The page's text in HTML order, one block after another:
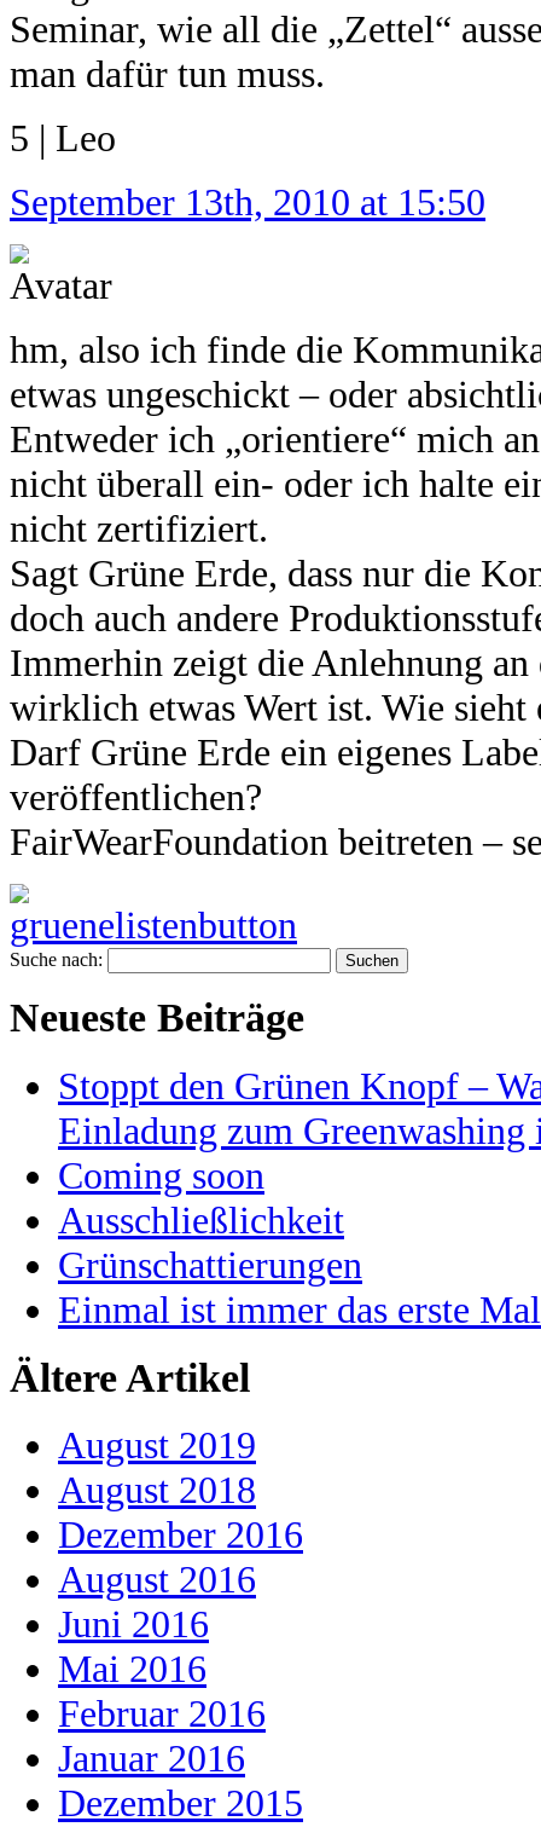
Seminar, wie all die „Zettel“
man dafür tun muss.
5 | Leo
September 13th, 2010 at 15:50
hm, also ich finde die
etwas ungeschickt – oder
Entweder ich „orientiere“ mich
nicht überall ein- oder ich halte
nicht zertifiziert.
Sagt Grüne Erde, dass nur die
doch auch andere
Immerhin zeigt die Anlehnung an
wirklich etwas Wert ist. Wie
Darf Grüne Erde ein eigenes
veröffentlichen?
FairWearFoundation beitreten –
Suche nach:
Neueste Beiträge
Stoppt den Grünen Knopf –
Einladung zum Greenwashing
Coming soon
Ausschließlichkeit
Grünschattierungen
Einmal ist immer das erste Mal
Ältere Artikel
August 2019
August 2018
Dezember 2016
August 2016
Juni 2016
Mai 2016
Februar 2016
Januar 2016
Dezember 2015